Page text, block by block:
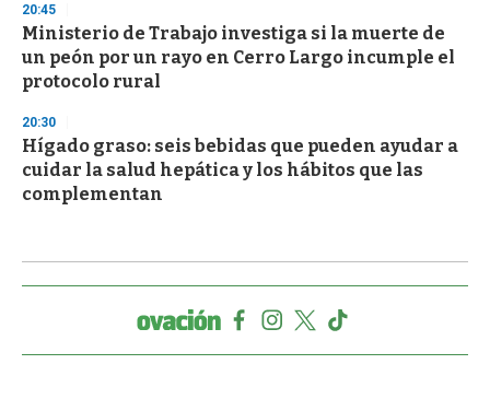
20:45
Ministerio de Trabajo investiga si la muerte de
un peón por un rayo en Cerro Largo incumple el
protocolo rural
20:30
Hígado graso: seis bebidas que pueden ayudar a
cuidar la salud hepática y los hábitos que las
complementan